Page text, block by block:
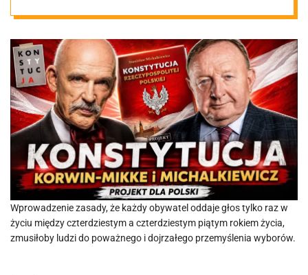
jednoosobowej
odpowiedzialno
ści
Wprowadzenie zasady, że każdy obywatel oddaje głos tylko raz w
życiu między czterdziestym a czterdziestym piątym rokiem życia,
zmusiłoby ludzi do poważnego i dojrzałego przemyślenia wyborów.